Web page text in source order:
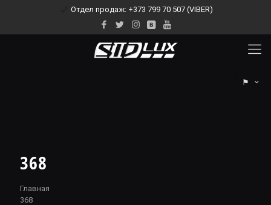
Отдел продаж: +373 799 70 507 (VIBER)
⚑
368
Главная
368